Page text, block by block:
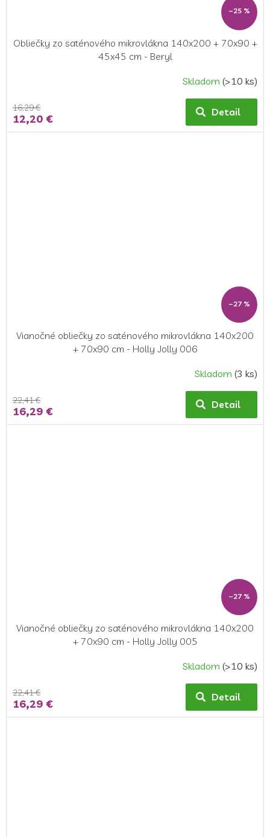
–25 %
Obliečky zo saténového mikrovlákna 140x200 + 70x90 +
45x45 cm - Beryl
Skladom (>10 ks)
16,29 €
12,20 € Detail
–27 %
Vianočné obliečky zo saténového mikrovlákna 140x200
+ 70x90 cm - Holly Jolly 006
Skladom (3 ks)
22,41 €
16,29 € Detail
–27 %
Vianočné obliečky zo saténového mikrovlákna 140x200
+ 70x90 cm - Holly Jolly 005
Skladom (>10 ks)
22,41 €
16,29 € Detail